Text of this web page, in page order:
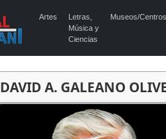
Artes
Letras,
Música y
Ciencias
Museos/Centros
DAVID A. GALEANO